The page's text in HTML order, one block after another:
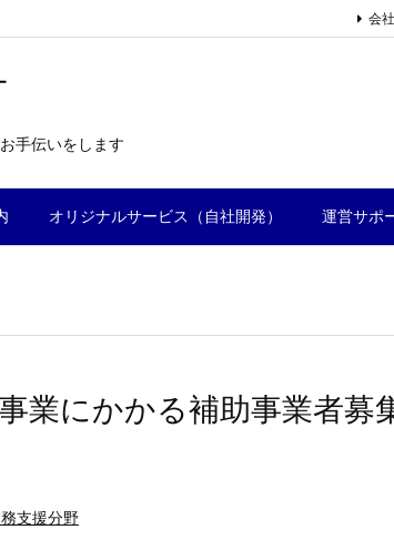
手伝いをします
オリジナルサービス（自社開発） 運営サポ
会
業にかかる補助事業者募
支援分野